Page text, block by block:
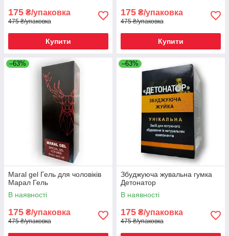
175 ₴/упаковка
475 ₴/упаковка
Купити
175 ₴/упаковка
475 ₴/упаковка
Купити
–63%
Maral gel Гель для чоловіків
Марал Гель
В наявності
175 ₴/упаковка
475 ₴/упаковка
–63%
Збуджуюча жувальна гумка
Детонатор
В наявності
175 ₴/упаковка
475 ₴/упаковка